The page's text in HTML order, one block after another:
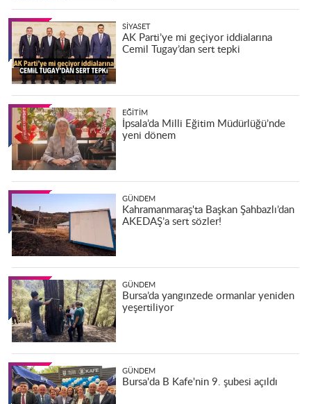
SIYASET
AK Parti’ye mi geçiyor iddialarına
Cemil Tugay’dan sert tepki
EĞITIM
İpsala’da Milli Eğitim Müdürlüğü’nde
yeni dönem
GÜNDEM
Kahramanmaraş'ta Başkan Şahbazlı’dan
AKEDAŞ’a sert sözler!
GÜNDEM
Bursa’da yangınzede ormanlar yeniden
yeşertiliyor
GÜNDEM
Bursa'da B Kafe'nin 9. şubesi açıldı